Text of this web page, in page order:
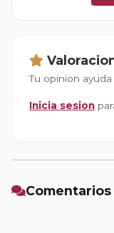
Tu opinion
Inicia sesion
Comentarios